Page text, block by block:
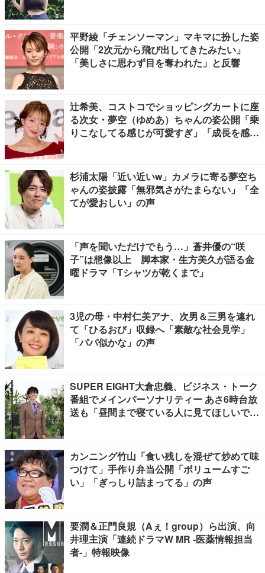
平野綾「チェンソーマン」マキマに扮した姿
公開「2次元から飛び出してきたみたい」
「美しさに思わず目を奪われた」と反響
辻希美、コストコでショッピングカートに座
る次女・夢空（ゆめあ）ちゃんの姿公開「乗
りこなしてる感じが可愛すぎ」「成長を感じ
杉浦太陽「近い近いw」カメラに寄る夢空ち
ゃんの姿披露「無邪気さがたまらない」「全
てが愛おしい」の声
「声を聞いただけでもう…」蒼井優の“咲
子”は想像以上 脚本家・生方美久が語る金
曜ドラマ「Tシャツが乾くまで」
3児の母・中村仁美アナ、次男＆三男を連れ
て「ひるおび」収録へ「素敵な社会見学」
「パパ似かな」の声
SUPER EIGHT大倉忠義、ビジネス・トーク
番組でメインパーソナリティー あさ6時台放
送も「昼間まで寝ている人に見てほしいで
カンニング竹山「食い残しを混ぜて炒めて味
つけて」手作り弁当公開「ボリュームすご
い」「ぎっしり詰まってる」の声
要潤＆正門良規（Aぇ！group）ら出演、向
井理主演「連続ドラマW MR -医薬情報担当
者-」特報映像